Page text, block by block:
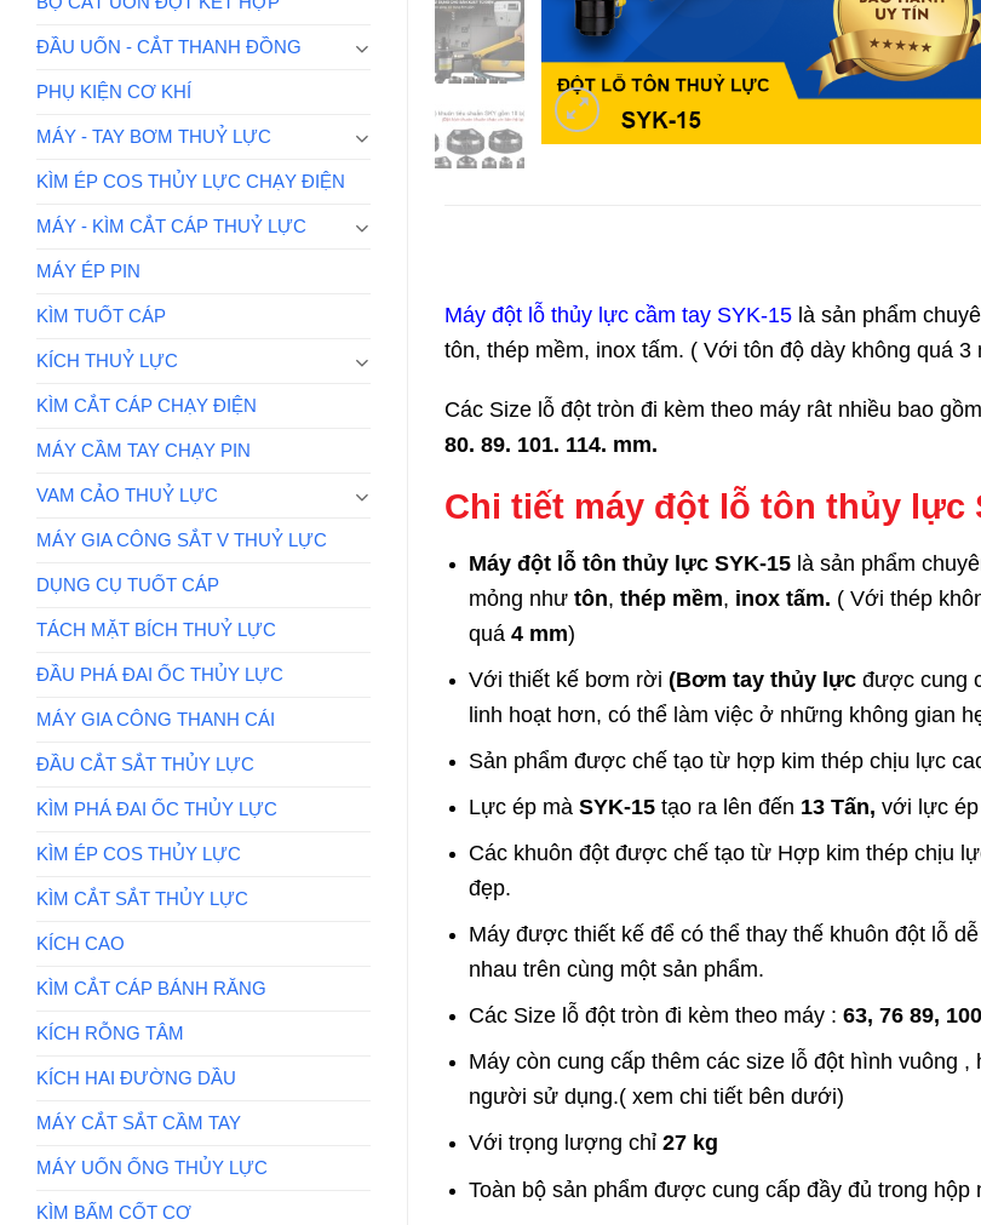
ĐẦU UỐN - CẮT THANH ĐỒNG
PHỤ KIỆN CƠ KHÍ
MÁY - TAY BƠM THUỶ LỰC
KÌM ÉP COS THỦY LỰC CHẠY ĐIỆN
MÁY - KÌM CẮT CÁP THUỶ LỰC
MÁY ÉP PIN
KÌM TUỐT CÁP
KÍCH THUỶ LỰC
KÌM CẮT CÁP CHẠY ĐIỆN
MÁY CẦM TAY CHẠY PIN
VAM CẢO THUỶ LỰC
MÁY GIA CÔNG SẮT V THUỶ LỰC
DỤNG CỤ TUỐT CÁP
TÁCH MẶT BÍCH THUỶ LỰC
ĐẦU PHÁ ĐAI ỐC THỦY LỰC
MÁY GIA CÔNG THANH CÁI
ĐẦU CẮT SẮT THỦY LỰC
KÌM PHÁ ĐAI ỐC THỦY LỰC
KÌM ÉP COS THỦY LỰC
KÌM CẮT SẮT THỦY LỰC
KÍCH CAO
KÌM CẮT CÁP BÁNH RĂNG
KÍCH RỖNG TÂM
KÍCH HAI ĐƯỜNG DẦU
MÁY CẮT SẮT CẦM TAY
MÁY UỐN ỐNG THỦY LỰC
KÌM BẤM CỐT CƠ
Máy đột lỗ thủy lực cầm tay SYK-15 là sản phẩm
tôn, thép mềm, inox tấm. ( Với tôn độ dày không quá
Các Size lỗ đột tròn đi kèm theo máy rât nhiều bao
80. 89. 101. 114. mm.
Chi tiết máy đột lỗ tôn thủy lực
Máy đột lỗ tôn thủy lựcSYK-15là sản phẩm
mỏng như tôn, thép mềm, inox tấm. ( Với thép
quá 4 mm)
Với thiết kế bơm rời (Bơm tay thủy lựcđược cung
linh hoạt hơn, có thể làm việc ở những không gian
Sản phẩm được chế tạo từ hợp kim thép chịu lực
Lực ép màSYK-15tạo ra lên đến 13 Tấn, với lực ép
Các khuôn đột được chế tạo từ Hợp kim thép chịu
đẹp.
Máy được thiết kế để có thể thay thế khuôn đột lỗ
nhau trên cùng một sản phẩm.
Các Size lỗ đột tròn đi kèm theo máy : 63, 76 89,
Máy còn cung cấp thêm các size lỗ đột hình vuông
người sử dụng.( xem chi tiết bên dưới)
Với trọng lượng chỉ 27 kg
Toàn bộ sản phẩm được cung cấp đầy đủ trong hộp